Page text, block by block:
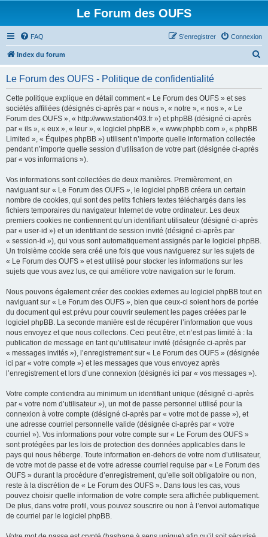
Le Forum des OUFS
FAQ Connexion
S’enregistrer
Index du forum
Le Forum des OUFS - Politique de confidentialité
Cette politique explique en détail comment « Le Forum des OUFS » et ses
sociétés affiliées (désignés ci-après par « nous », « notre », « nos », « Le
Forum des OUFS », « http://www.station403.fr ») et phpBB (désigné ci-après
par « ils », « eux », « leur », « logiciel phpBB », « www.phpbb.com », « phpBB
Limited », « Équipes phpBB ») utilisent n’importe quelle information collectée
pendant n’importe quelle session d’utilisation de votre part (désignée ci-après
par « vos informations »).
Vos informations sont collectées de deux manières. Premièrement, en
naviguant sur « Le Forum des OUFS », le logiciel phpBB créera un certain
nombre de cookies, qui sont des petits fichiers textes téléchargés dans les
fichiers temporaires du navigateur Internet de votre ordinateur. Les deux
premiers cookies ne contiennent qu’un identifiant utilisateur (désigné ci-après
par « user-id ») et un identifiant de session invité (désigné ci-après par
« session-id »), qui vous sont automatiquement assignés par le logiciel phpBB.
Un troisième cookie sera créé une fois que vous naviguerez sur les sujets de
« Le Forum des OUFS » et est utilisé pour stocker les informations sur les
sujets que vous avez lus, ce qui améliore votre navigation sur le forum.
Nous pouvons également créer des cookies externes au logiciel phpBB tout en
naviguant sur « Le Forum des OUFS », bien que ceux-ci soient hors de portée
du document qui est prévu pour couvrir seulement les pages créées par le
logiciel phpBB. La seconde manière est de récupérer l’information que vous
nous envoyez et que nous collectons. Ceci peut être, et n’est pas limité à : la
publication de message en tant qu’utilisateur invité (désignée ci-après par
« messages invités »), l’enregistrement sur « Le Forum des OUFS » (désignée
ici par « votre compte ») et les messages que vous envoyez après
l’enregistrement et lors d’une connexion (désignés ici par « vos messages »).
Votre compte contiendra au minimum un identifiant unique (désigné ci-après
par « votre nom d’utilisateur »), un mot de passe personnel utilisé pour la
connexion à votre compte (désigné ci-après par « votre mot de passe »), et
une adresse courriel personnelle valide (désignée ci-après par « votre
courriel »). Vos informations pour votre compte sur « Le Forum des OUFS »
sont protégées par les lois de protection des données applicables dans le
pays qui nous héberge. Toute information en-dehors de votre nom d’utilisateur,
de votre mot de passe et de votre adresse courriel requise par « Le Forum des
OUFS » durant la procédure d’enregistrement, qu’elle soit obligatoire ou non,
reste à la discrétion de « Le Forum des OUFS ». Dans tous les cas, vous
pouvez choisir quelle information de votre compte sera affichée publiquement.
De plus, dans votre profil, vous pouvez souscrire ou non à l’envoi automatique
de courriel par le logiciel phpBB.